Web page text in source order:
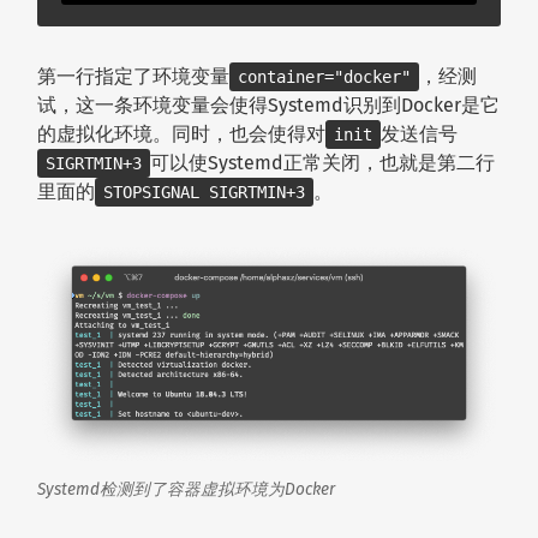
第一行指定了环境变量 container="docker"
，经测
试，这一条环境变量会使得Systemd识别到Docker是它
的虚拟化环境。同时，也会使得对 init 发送信号
SIGRTMIN+3 可以使Systemd正常关闭，也就是第二行
里面的 STOPSIGNAL SIGRTMIN+3 。
Systemd检测到了容器虚拟环境为Docker